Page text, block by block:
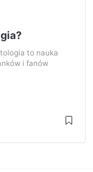
to nauka
i fanów